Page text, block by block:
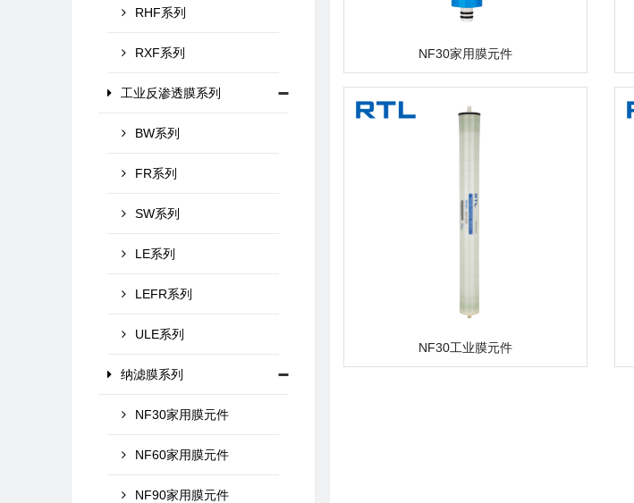
RHF系列
RXF系列
工业反渗透膜系列
BW系列
FR系列
SW系列
LE系列
LEFR系列
ULE系列
纳滤膜系列
NF30家用膜元件
NF60家用膜元件
NF90家用膜元件
NF30家用膜元件
NF30工业膜元件